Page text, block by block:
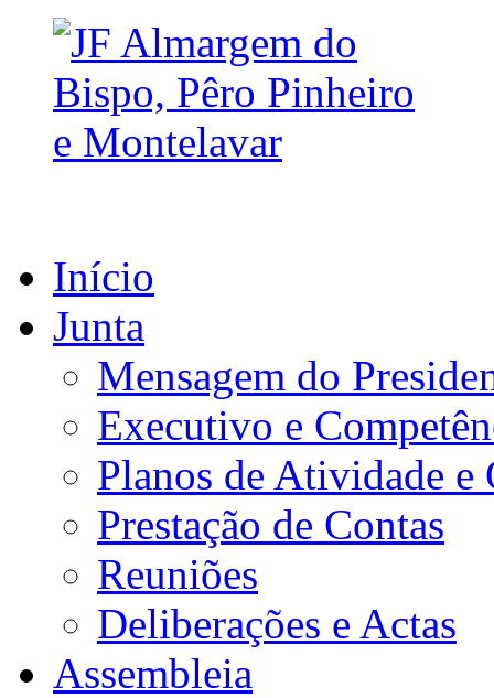
Início
Junta
Mensagem do
Executivo e
Planos de Atividade e
Prestação de Contas
Reuniões
Deliberações e Actas
Assembleia